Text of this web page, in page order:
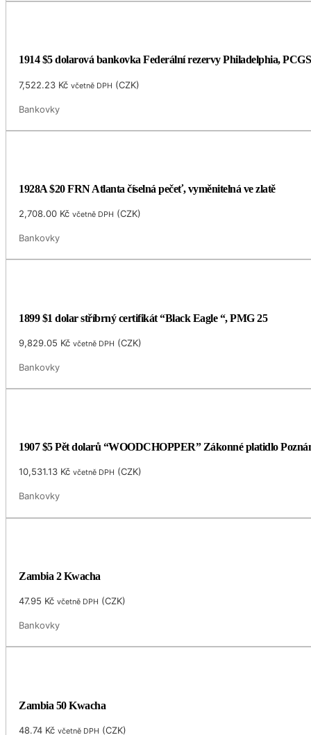
1914 $5 dolarová bankovka Federální rezervy Philadelphia,
7,522.23 Kč včetně DPH (CZK)
Bankovky
1928A $20 FRN Atlanta číselná pečeť, vyměnitelná ve zlatě
2,708.00 Kč včetně DPH (CZK)
Bankovky
1899 $1 dolar stříbrný certifikát “Black Eagle “, PMG 25
9,829.05 Kč včetně DPH (CZK)
Bankovky
1907 $5 Pět dolarů “WOODCHOPPER” Zákonné platidlo
10,531.13 Kč včetně DPH (CZK)
Bankovky
Zambia 2 Kwacha
47.95 Kč včetně DPH (CZK)
Bankovky
Zambia 50 Kwacha
48.74 Kč včetně DPH (CZK)